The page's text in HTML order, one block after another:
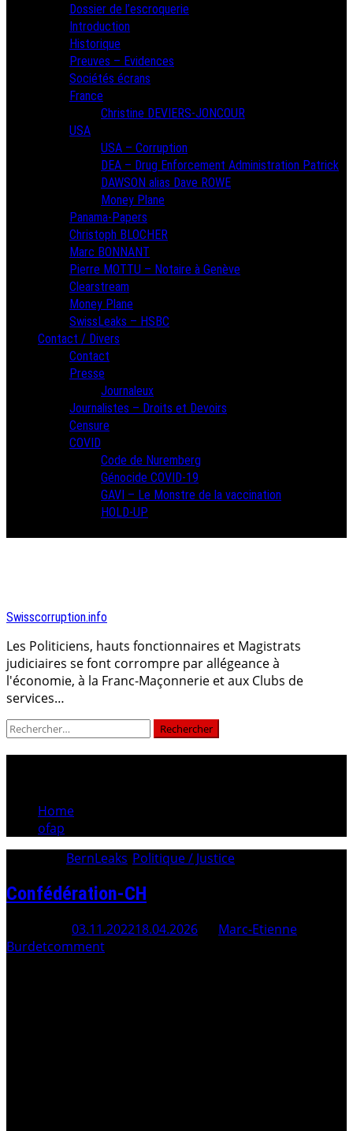
Dossier de l’escroquerie
Introduction
Historique
Preuves – Evidences
Sociétés écrans
France
Christine DEVIERS-JONCOUR
USA
USA – Corruption
DEA – Drug Enforcement Administration Patrick
DAWSON alias Dave ROWE
Money Plane
Panama-Papers
Christoph BLOCHER
Marc BONNANT
Pierre MOTTU – Notaire à Genève
Clearstream
Money Plane
SwissLeaks – HSBC
Contact / Divers
Contact
Presse
Journaleux
Journalistes – Droits et Devoirs
Censure
COVID
Code de Nuremberg
Génocide COVID-19
GAVI – Le Monstre de la vaccination
HOLD-UP
Swisscorruption.info
Les Politiciens, hauts fonctionnaires et Magistrats
judiciaires se font corrompre par allégeance à
l'économie, à la Franc-Maçonnerie et aux Clubs de
services…
Rechercher :
Home
ofap
BernLeaks Politique / Justice
Confédération-CH
03.11.202218.04.2026
Marc-Etienne
Burdetcomment